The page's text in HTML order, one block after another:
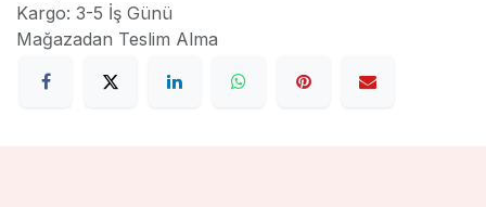
Kargo: 3-5 İş Günü
Mağazadan Teslim Alma